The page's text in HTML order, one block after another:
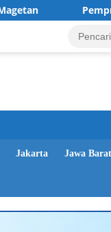
Pemprov Jatim
Jakarta Jawa Barat